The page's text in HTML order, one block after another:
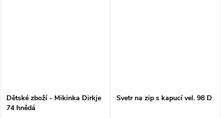
Dětské zboží - Mikinka Dirkje
74 hnědá
Svetr na zip s kapucí vel. 98 D